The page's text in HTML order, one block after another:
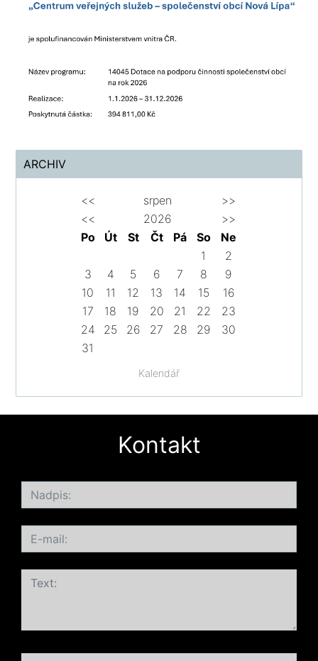
ARCHIV
Kalendář
<< srpen
>>
<<
2026
>>
Po
Út St Čt Pá So
Ne
1
2
3
4 5 6 7 8
9
10
11 12 13 14 15
16
17
18 19 20 21 22
23
24
25 26 27 28 29
30
31
Kontakt